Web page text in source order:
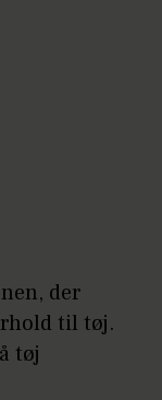
der
til tøj.
tøj